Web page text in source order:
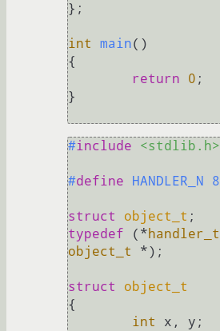
};
int main()
{
return
0 ;
}
#include <stdlib.h>
#define HANDLER_N 8
struct object_t ;
typedef (*handler_t
object_t
*);
struct
object_t
{
int
x, y;